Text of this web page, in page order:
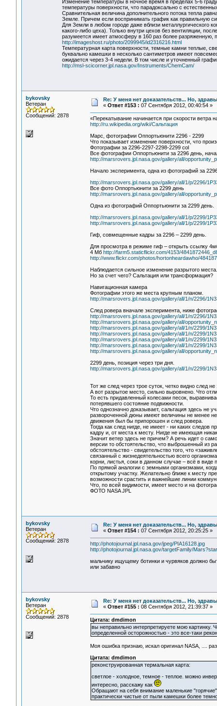
Изменение температуры в ночное время в пределах 5-6
температуры поверхности, что парадоксально с
Сравнительная величина дополнительного потока тепла
Земле. Причем если воспринимать график как правильную
Для Земли в любом городе даже вблизи металлургического
какого-либо цеха). Только внутри цехов без вентиляции,
разумеется имеет атмосферу в 160 раз более разряженную,
http://imageshost.ru/photo/2099945/id2316216.html
Температурная карта поверхности, темные камни теплые,
буквально камешки в несколько сантиметров имеют
ожидается через 3-4 недели. В том числе и уточненный
http://msl-scicorner.jpl.nasa.gov/Instruments/ChemCam/
bykovsky
Ветеран
Сообщений: 2878
Re: У меня нет доказательств... Но,
« Ответ #153 : 07 Сентября 2012, 00:40:54 »
«Перекатывание начинается при скорости ветра
http://ru.wikipedia.org/wiki/Сальтация
Марс, фотографии Оппортьюнити 2296 - 2299
Что показывает изменение поверхности, что
Фотографии за 2296-2297-2298-2299 col
Все фотографии Оппортьюнити за 2296 день,
http://marsrovers.jpl.nasa.gov/gallery/all/
Начало эксперимента, одна из фотографий за
http://marsrovers.jpl.nasa.gov/gallery/all/1/p/2296/
Все фото Оппортьюнити за 2299 день
http://marsrovers.jpl.nasa.gov/gallery/all/
Одна из фотографий Оппортьюнити за 2299 день.
http://marsrovers.jpl.nasa.gov/gallery/all/1/p/2299/
http://marsrovers.jpl.nasa.gov/gallery/all/1/p/2299/
Гиф, совмещенные кадры за 2296 – 2299 день.
Для просмотра в режиме гиф – открыть ссылку
4 Мб http://farm5.staticflickr.com/4153/
http://www.flickr.com/photos/hortonheardawho/
Наблюдается сильное изменение разрытого места.
Но за счет чего? Сальтация или трансформация?
Навигационная камера
Фотографии этого же места крупным планом.
http://marsrovers.jpl.nasa.gov/gallery/all/1/n/2296/
След ровера вначале эксперимента, ниже
http://marsrovers.jpl.nasa.gov/gallery/all/1/n/2296/
http://marsrovers.jpl.nasa.gov/gallery/all/
http://marsrovers.jpl.nasa.gov/gallery/all/1/n/2299/
http://marsrovers.jpl.nasa.gov/gallery/all/1/n/2299/
http://marsrovers.jpl.nasa.gov/gallery/all/1/n/2299/
http://marsrovers.jpl.nasa.gov/gallery/all/1/n/2299/
http://marsrovers.jpl.nasa.gov/gallery/all/
2299 день, позиция через три дня.
http://marsrovers.jpl.nasa.gov/gallery/all/1/n/2299/
Тот же след через трое суток, четко видно след
А вот разрытое место, сильно выровнено. Что
То есть придавленный колесами песок,
потерявшего состояние подвижности.
Что однозначно доказывает, сальтация здесь не
развороченной дюны имеют величины не менее
движения был бы припорошен и след ровера.
Тогда как след нигде, не имеет - ни каких
кадру и, от места к месту. Нигде не имеющая
Значит ветер здесь не причем? А речь идет о
версии то обстоятельство, что выброшенный из
обстоятельство - свидетельство того, что
связанный с жизнедеятельностью всего
корни, листья, соки в данном случае – всё в виде
По прямой аналогии с земными организмами,
открытому участку. Желательно ближе к месту
возможности срастить и важнейшие линии
Что, по всей видимости, имеет место и на
ФОТО NASA JPL
bykovsky
Ветеран
Сообщений: 2878
Re: У меня нет доказательств... Но,
« Ответ #154 : 07 Сентября 2012, 20:25:25 »
http://photojournal.jpl.nasa.gov/jpeg/PIA16128.jpg
http://photojournal.jpl.nasa.gov/targetFamily/
мальчику ищущему ботинки и чурвяков должно
или забавно
bykovsky
Ветеран
Сообщений: 2878
Re: У меня нет доказательств... Но,
« Ответ #155 : 08 Сентября 2012, 21:39:37 »
Цитата: dmdimon
вы неправильно интерпретируете мою картинку.
определенной осторожностью - это все-таки
Моя ошибка признаю, искал оригинал NASA, ....
Цитата: dmdimon
реконструированная термальная карта:
светлое - холодное, темное - теплое. можно
интересно, расскажу как
Обращают на себя внимание маленькие
практически чистые от пыли камешки более